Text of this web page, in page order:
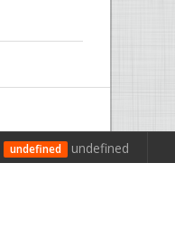
undefined undefined